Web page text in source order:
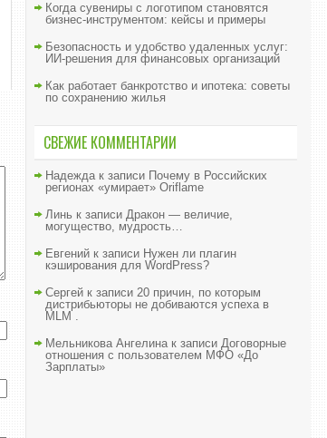
Когда сувениры с логотипом становятся
бизнес-инструментом: кейсы и примеры
Безопасность и удобство удаленных услуг:
ИИ-решения для финансовых организаций
Как работает банкротство и ипотека: советы
по сохранению жилья
СВЕЖИЕ КОММЕНТАРИИ
Надеждак записи Почему в Российских
регионах «умирает» Oriflame
Линь к записи Дракон — величие,
могущество, мудрость…
Евгений к записи Нужен ли плагин
кэширования для WordPress?
Сергей к записи 20 причин, по которым
дистрибьюторы не добиваются успеха в
MLM .
Мельникова Ангелинак записи Договорные
отношения с пользователем МФО «До
Зарплаты»